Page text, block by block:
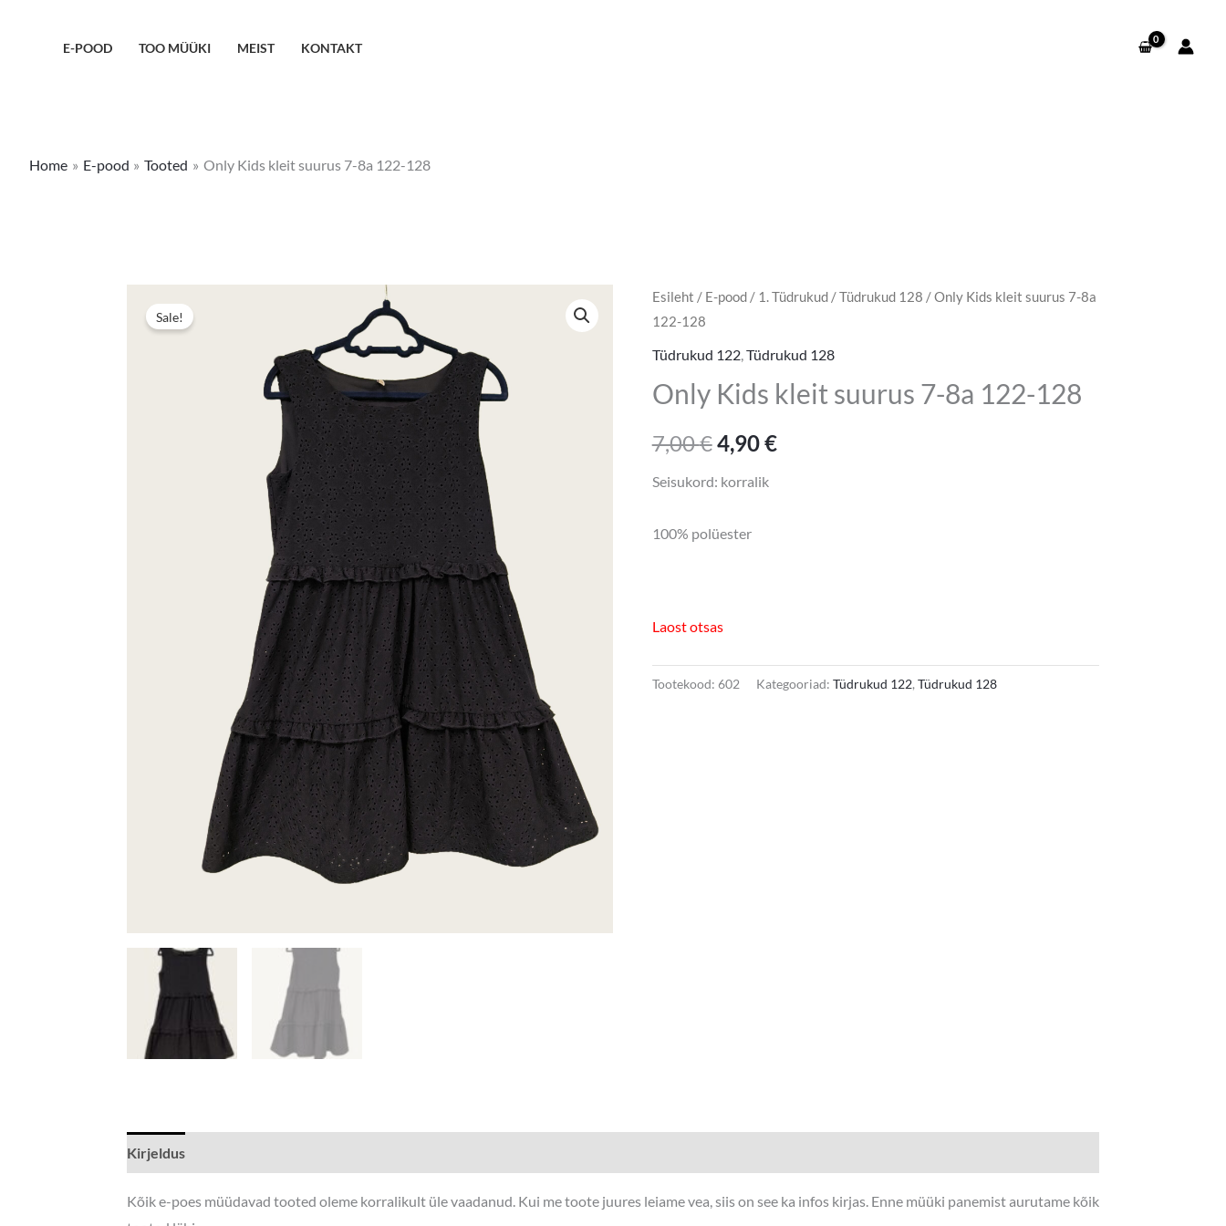
E-POOD TOO MÜÜKI MEIST KONTAKT
Home E-pood Tooted Only Kids kleit suurus 7-8a 122-128
Sale!
Esileht / E-pood/ 1. Tüdrukud/Tüdrukud 128 / Only Kids kleit suurus 7-8a
122-128
Tüdrukud 122,Tüdrukud 128
Only Kids kleit suurus 7-8a 122-128
7,00€
Algne
hind
oli:
4,90€
Praegune
hind
on:
Seisukord: korralik
100% polüester
Laost otsas
Tootekood: 602 Kategooriad: Tüdrukud 122, Tüdrukud 128
Kirjeldus
Kõik e-poes müüdavad tooted oleme korralikult üle vaadanud. Kui me toote juures leiame vea, siis on see ka infos kirjas. Enne müüki panemist aurutame kõik